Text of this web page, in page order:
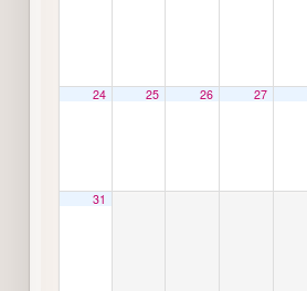
24 25 26 27
31